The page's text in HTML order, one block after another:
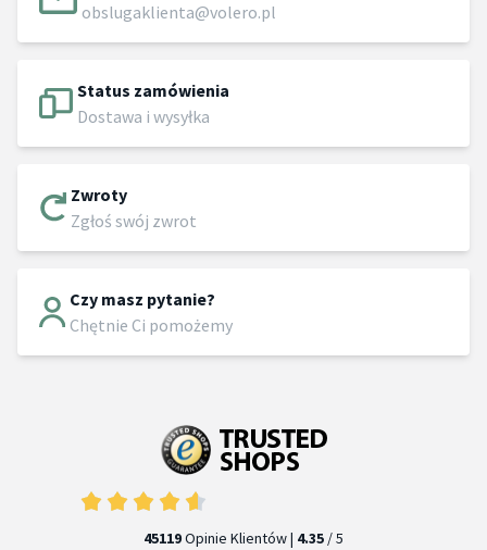
obslugaklienta@volero.pl
Status zamówienia
Dostawa i wysyłka
Zwroty
Zgłoś swój zwrot
Czy masz pytanie?
Chętnie Ci pomożemy
45119Opinie Klientów | 4.35 / 5